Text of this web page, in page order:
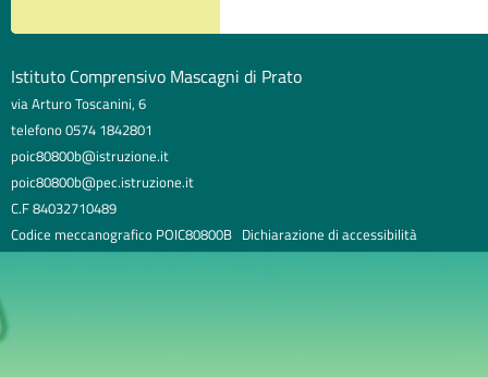
Istituto Comprensivo Mascagni di Prato
via Arturo Toscanini, 6
telefono 0574 1842801
poic80800b@istruzione.it
poic80800b@pec.istruzione.it
C.F 84032710489
Codice meccanografico POIC80800B Dichiarazione di accessibilità